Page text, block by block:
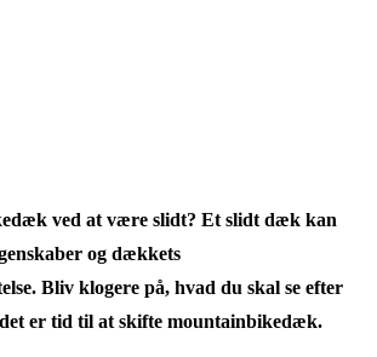
ved at være slidt? Et slidt dæk kan
og dækkets
Bliv klogere på, hvad du skal se efter
er tid til at skifte mountainbikedæk.